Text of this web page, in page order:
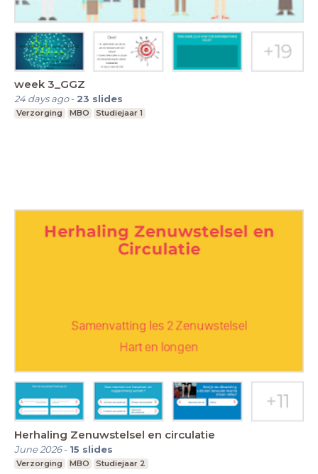
week 3_GGZ
24 days ago- 23 slides
Verzorging MBO Studiejaar 1
Herhaling Zenuwstelsel en circulatie
June 2026- 15 slides
Verzorging MBO Studiejaar 2